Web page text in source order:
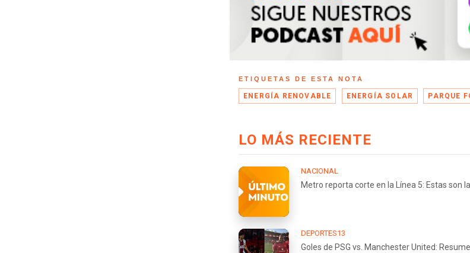
ETIQUETAS DE ESTA NOTA
ENERGÍA RENOVABLE ENERGÍA SOLAR PARQUE
LO MÁS RECIENTE
NACIONAL
Metro reporta corte en la Línea 5: Estas son
DEPORTES13
Goles de PSG vs. Manchester United: